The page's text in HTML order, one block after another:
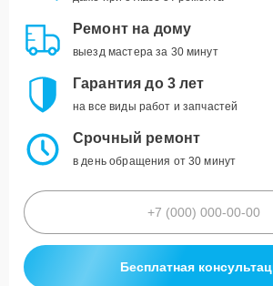
Ремонт на дому
выезд мастера за 30 минут
Гарантия до 3 лет
на все виды работ и запчастей
Срочный ремонт
в день обращения от 30 минут
Бесплатная